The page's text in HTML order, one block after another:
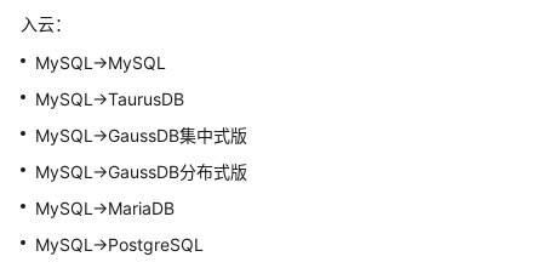
数
据
对
比
比
同
步
入云：
MySQL->MySQL
MySQL->TaurusDB
MySQL->GaussDB集中式版
MySQL->GaussDB分布式版
MySQL->MariaDB
MySQL->PostgreSQL